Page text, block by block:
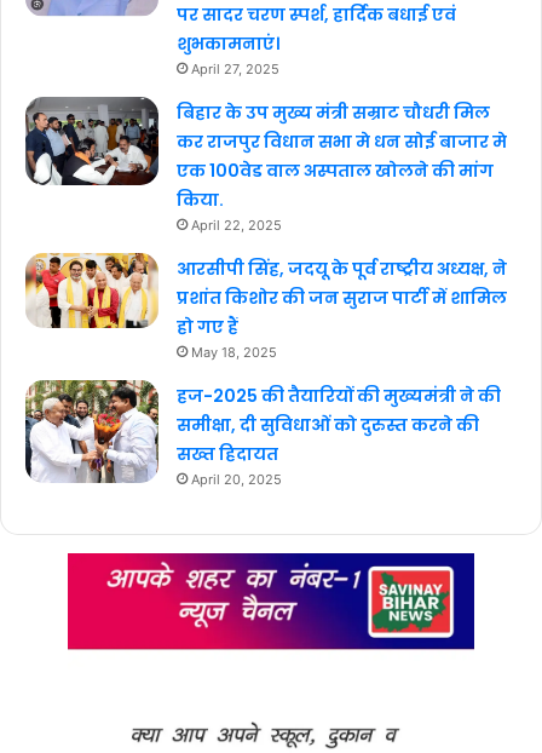
पर सादर चरण स्पर्श, हार्दिक बधाई एवं
शुभकामनाएं।
April 27, 2025
बिहार के उप मुख्य मंत्री सम्राट चौधरी मिल
कर राजपुर विधान सभा मे धन सोई बाजार मे
एक 100वेड वाल अस्पताल खोलने की मांग
किया.
April 22, 2025
आरसीपी सिंह, जदयू के पूर्व राष्ट्रीय अध्यक्ष, ने
प्रशांत किशोर की जन सुराज पार्टी में शामिल
हो गए हैं
May 18, 2025
हज-2025 की तैयारियों की मुख्यमंत्री ने की
समीक्षा, दी सुविधाओं को दुरुस्त करने की
सख्त हिदायत
April 20, 2025